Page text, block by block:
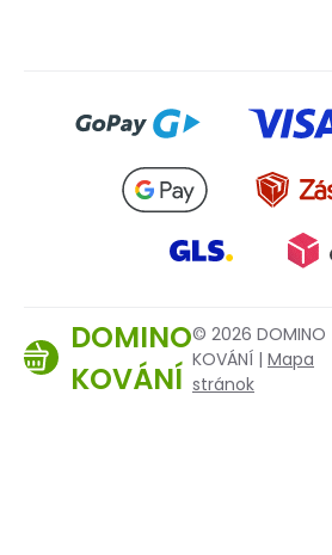
DOMINO
KOVÁNÍ
© 2026 DOMINO
KOVÁNÍ | Mapa
stránok